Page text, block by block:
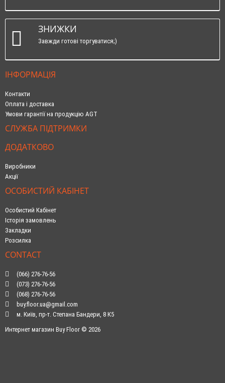
ЗНИЖКИ
Завжди готові торгуватися;)
ІНФОРМАЦІЯ
Контакти
Оплата і доставка
Умови гарантії на продукцію AGT
СЛУЖБА ПІДТРИМКИ
ДОДАТКОВО
Виробники
Акції
ОСОБИСТИЙ КАБІНЕТ
Особистий Кабінет
Історія замовлень
Закладки
Розсилка
CONTACT
(066) 276-76-56
(073) 276-76-56
(068) 276-76-56
buy.floor.ua@gmail.com
м. Київ, пр-т. Степана Бандери, 8 К5
Интернет магазин Buy Floor © 2026